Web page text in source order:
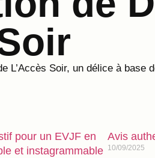
L’Accès Soir, un délice à base
pour un EVJF en
et instagrammable
Avis
10/09/2025